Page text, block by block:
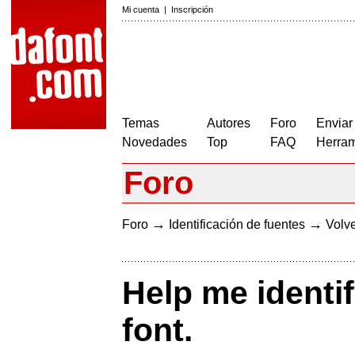
Mi cuenta | Inscripción
Temas
Novedades
Autores
Top
Foro
FAQ
Foro
Foro → Identificación de fuentes →
Help me
font.